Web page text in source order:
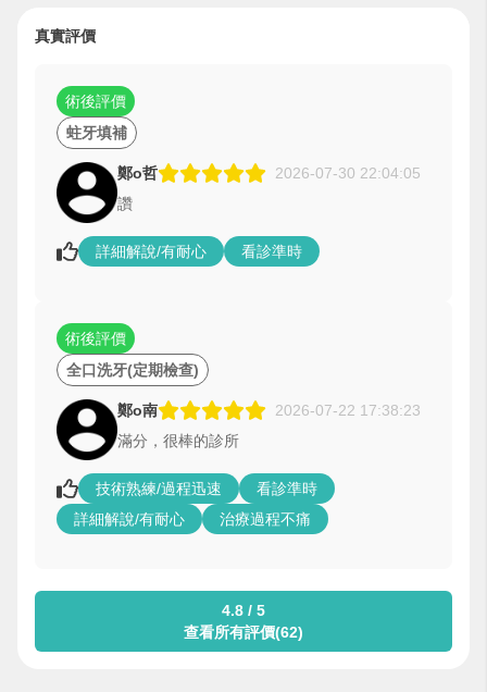
真實評價
蛀牙填補
術後評價
鄭o哲
2026-07-30 22:04:05
讚
詳細解說/有耐心 看診準時
全口洗牙(定期檢查)
術後評價
鄭o南
2026-07-22 17:38:23
滿分，很棒的診所
技術熟練/過程迅速
看診準時
詳細解說/有耐心
治療過程不痛
4.8 / 5
查看所有評價(62)